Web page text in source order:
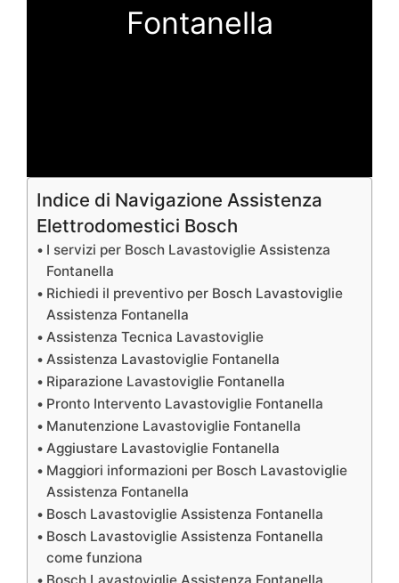
Fontanella
Indice di Navigazione Assistenza
Elettrodomestici Bosch
I servizi per Bosch Lavastoviglie Assistenza
Fontanella
Richiedi il preventivo per Bosch Lavastoviglie
Assistenza Fontanella
Assistenza Tecnica Lavastoviglie
Assistenza Lavastoviglie Fontanella
Riparazione Lavastoviglie Fontanella
Pronto Intervento Lavastoviglie Fontanella
Manutenzione Lavastoviglie Fontanella
Aggiustare Lavastoviglie Fontanella
Maggiori informazioni per Bosch Lavastoviglie
Assistenza Fontanella
Bosch Lavastoviglie Assistenza Fontanella
Bosch Lavastoviglie Assistenza Fontanella
come funziona